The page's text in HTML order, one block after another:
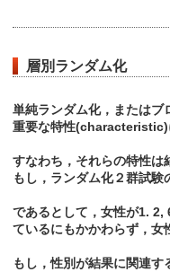
層別ランダム化
単純ランダム化，またはブ
重要な特性(characteristic)
すなわち，それらの特性は
もし，ランダム化２群試
であるとして，女性が1. 2,
ているにもかかわらず，女
もし，性別が結果に関連す